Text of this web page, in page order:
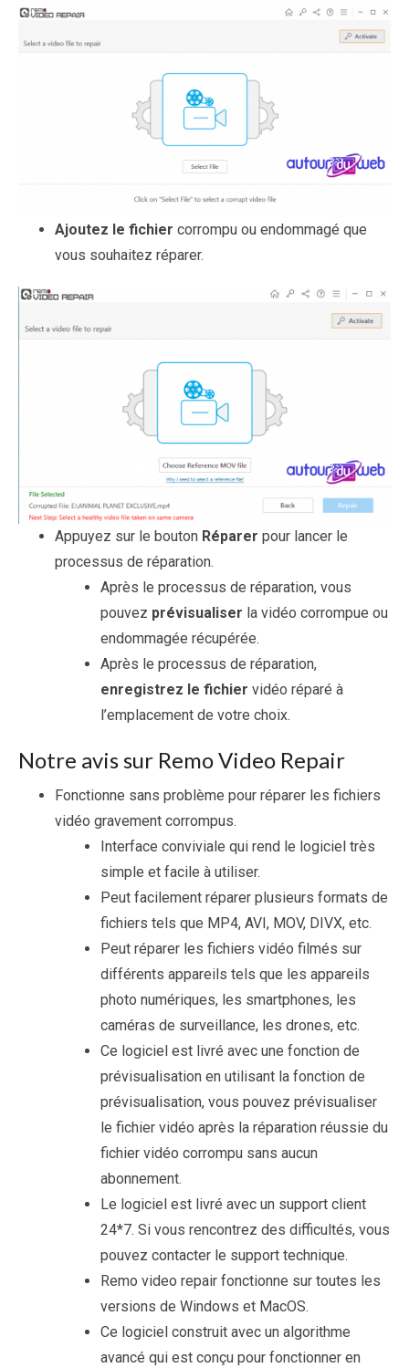
Ajoutez le fichier corrompu ou endommagé que
vous souhaitez réparer.
Appuyez sur le bouton Réparer pour lancer le
processus de réparation.
Après le processus de réparation, vous
pouvez prévisualiser la vidéo corrompue ou
endommagée récupérée.
Après le processus de réparation,
enregistrez le fichier vidéo réparé à
l’emplacement de votre choix.
Notre avis sur Remo Video Repair
Fonctionne sans problème pour réparer les fichiers
vidéo gravement corrompus.
Interface conviviale qui rend le logiciel très
simple et facile à utiliser.
Peut facilement réparer plusieurs formats de
fichiers tels que MP4, AVI, MOV, DIVX, etc.
Peut réparer les fichiers vidéo filmés sur
différents appareils tels que les appareils
photo numériques, les smartphones, les
caméras de surveillance, les drones, etc.
Ce logiciel est livré avec une fonction de
prévisualisation en utilisant la fonction de
prévisualisation, vous pouvez prévisualiser
le fichier vidéo après la réparation réussie du
fichier vidéo corrompu sans aucun
abonnement.
Le logiciel est livré avec un support client
24*7. Si vous rencontrez des difficultés, vous
pouvez contacter le support technique.
Remo video repair fonctionne sur toutes les
versions de Windows et MacOS.
Ce logiciel construit avec un algorithme
avancé qui est conçu pour fonctionner en